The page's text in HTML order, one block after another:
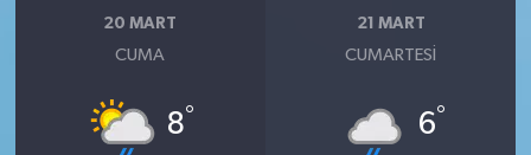
20 MART
CUMA
8°
21 MART
CUMARTESI
6°